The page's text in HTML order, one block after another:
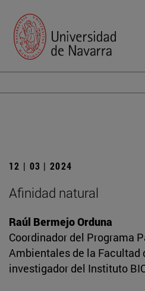
12 | 03 | 2024
Afinidad natural
Raúl Bermejo Orduna
Coordinador del Programa
Ambientales de la Facultad
investigador del Instituto